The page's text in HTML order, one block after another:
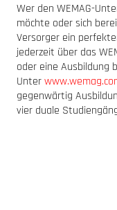
Wer den WEMAG-
möchte oder sich
Versorger ein
jederzeit über das
oder eine Ausbildung
Unter
gegenwärtig
vier duale